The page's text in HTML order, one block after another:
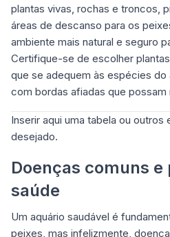
plantas vivas, rochas e troncos,
áreas de descanso para os
ambiente mais natural e seguro
Certifique-se de escolher
que se adequem às espécies
com bordas afiadas que
Inserir aqui uma tabela ou outros
desejado.
Doenças comuns e
saúde
Um aquário saudável é
peixes, mas infelizmente,